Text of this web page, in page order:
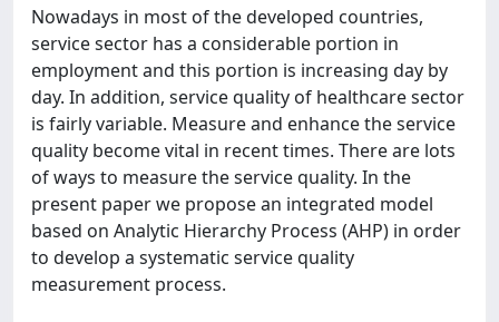
Nowadays in most of the developed countries,
service sector has a considerable portion in
employment and this portion is increasing day by
day. In addition, service quality of healthcare sector
is fairly variable. Measure and enhance the service
quality become vital in recent times. There are lots
of ways to measure the service quality. In the
present paper we propose an integrated model
based on Analytic Hierarchy Process (AHP) in order
to develop a systematic service quality
measurement process.